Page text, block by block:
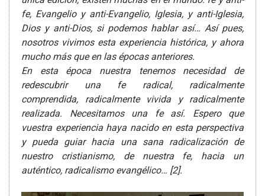
fe, Evangelio y anti-Evangelio, Iglesia, y anti-Iglesia,
Dios y anti-Dios, si podemos hablar así… Así pues,
nosotros vivimos esta experiencia histórica, y ahora
mucho más que en las épocas anteriores.
En esta época nuestra tenemos necesidad de
redescubrir una fe radical, radicalmente
comprendida, radicalmente vivida y radicalmente
realizada. Necesitamos una fe así. Espero que
vuestra experiencia haya nacido en esta perspectiva
y pueda guiar hacia una sana radicalización de
nuestro cristianismo, de nuestra fe, hacia un
auténtico, radicalismo evangélico… [2].